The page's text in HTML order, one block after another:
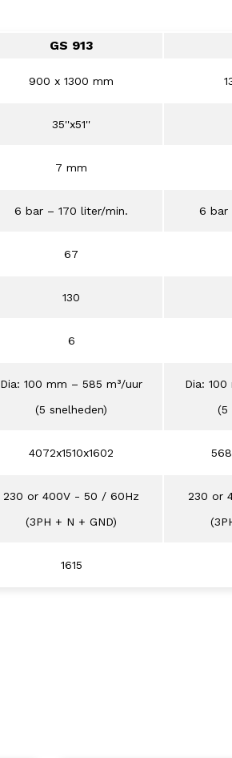
GS 913
900 x 1300 mm
35''x51''
7 mm
6 bar – 170 liter/min. 6 bar
67
130
6
Dia: 100 mm – 585 m³/uur
(5 snelheden)
Dia:
(5
4072x1510x1602
230 or 400V - 50 / 60Hz
(3PH + N + GND)
230 or
1615